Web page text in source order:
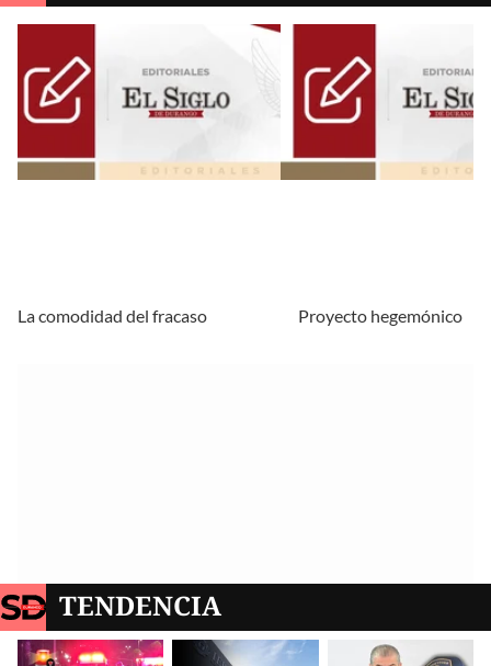
La comodidad del fracaso Proyecto hegemónico
TENDENCIA